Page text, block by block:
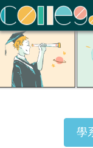
ColleGo! 大學選才與
學